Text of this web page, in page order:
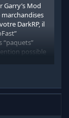
Mod
DarkRP, il
possible
le convoi.